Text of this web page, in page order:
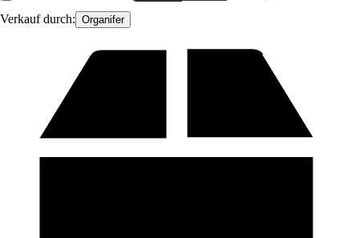
Verkauf durch: Organifer